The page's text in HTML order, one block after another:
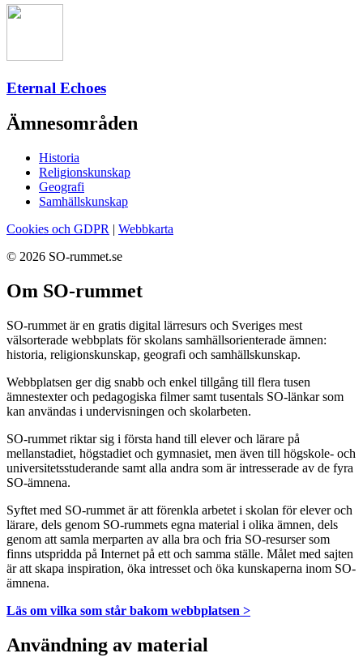
Eternal Echoes
Ämnesområden
Historia
Religionskunskap
Geografi
Samhällskunskap
Cookies och GDPR | Webbkarta
© 2026 SO-rummet.se
Om SO-rummet
SO-rummet är en gratis digital lärresurs och Sveriges mest
välsorterade webbplats för skolans samhällsorienterade ämnen:
historia, religionskunskap, geografi och samhällskunskap.
Webbplatsen ger dig snabb och enkel tillgång till flera tusen
ämnestexter och pedagogiska filmer samt tusentals SO-länkar som
kan användas i undervisningen och skolarbeten.
SO-rummet riktar sig i första hand till elever och lärare på
mellanstadiet, högstadiet och gymnasiet, men även till högskole- och
universitetsstuderande samt alla andra som är intresserade av de fyra
SO-ämnena.
Syftet med SO-rummet är att förenkla arbetet i skolan för elever och
lärare, dels genom SO-rummets egna material i olika ämnen, dels
genom att samla merparten av alla bra och fria SO-resurser som
finns utspridda på Internet på ett och samma ställe. Målet med sajten
är att skapa inspiration, öka intresset och öka kunskaperna inom SO-
ämnena.
Läs om vilka som står bakom webbplatsen >
Användning av material